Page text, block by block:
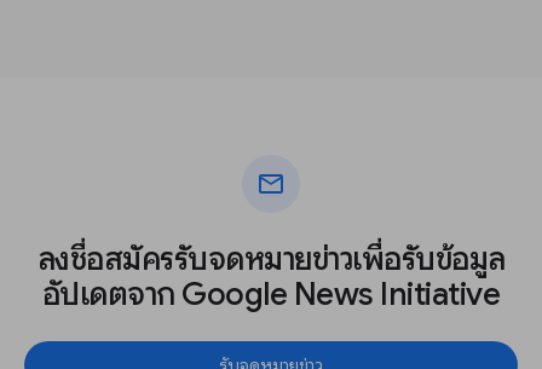
mail
ลงชื่อสมัครรับจดหมายข่าวเพื่อรับข้อมูล
อัปเดตจาก Google News Initiative